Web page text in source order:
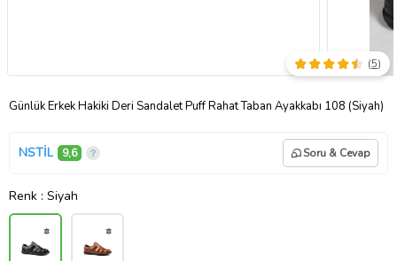
Günlük Erkek Hakiki Deri Sandalet Puff Rahat Taban Ayakkabı 108 (Siyah)
(5)
NSTİL 9,6 Soru & Cevap
Renk : Siyah